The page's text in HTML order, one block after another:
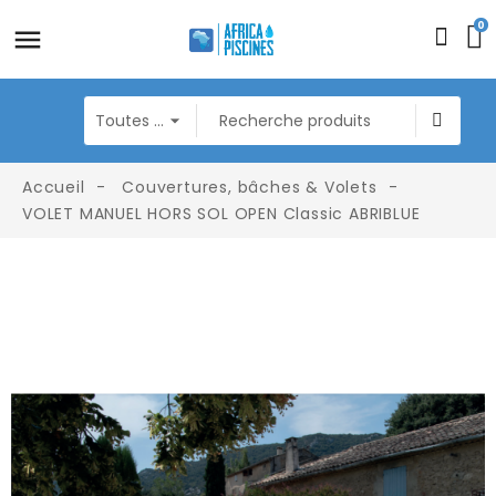
0
Accueil
Couvertures, bâches & Volets
VOLET MANUEL HORS SOL OPEN Classic ABRIBLUE